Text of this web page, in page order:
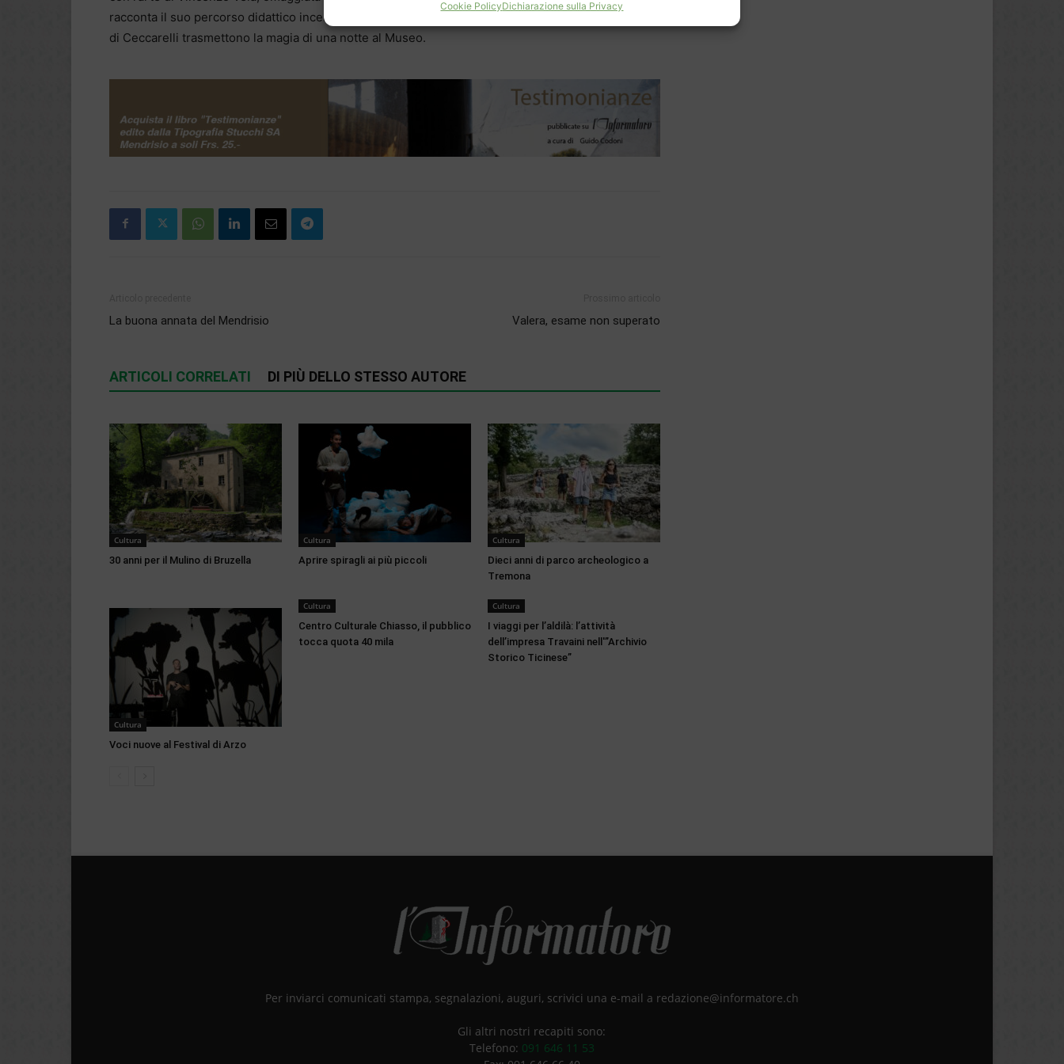
Cookie PolicyDichiarazione sulla Privacy
racconta il suo percorso didattico incentrato su volti e sguardi delle opere di Vela. Infine, le parole
di Ceccarelli trasmettono la magia di una notte al Museo.
La buona annata del Mendrisio Valera, esame non superato
ARTICOLI CORRELATI DI PIÙ DELLO STESSO AUTORE
Cultura
30 anni per il Mulino di Bruzella
Cultura
Aprire spiragli ai più piccoli
Cultura
Dieci anni di parco archeologico a
Tremona
Cultura
Voci nuove al Festival di Arzo
Cultura
Centro Culturale Chiasso, il pubblico
tocca quota 40 mila
Cultura
I viaggi per l’aldilà: l’attività
dell’impresa Travaini nell'”Archivio
Storico Ticinese”
Per inviarci comunicati stampa, segnalazioni, auguri, scrivici una e-mail a redazione@informatore.ch
Gli altri nostri recapiti sono:
Telefono: 091 646 11 53